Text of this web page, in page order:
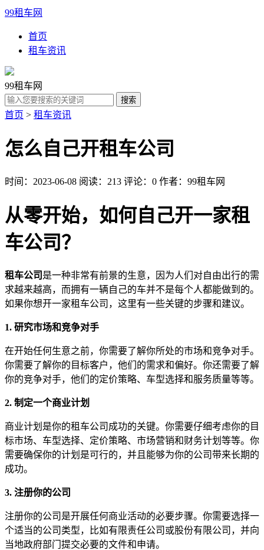
99租车网
首页
租车资讯
99租车网
首页 > 租车资讯
怎么自己开租车公司
时间：2023-06-08 阅读：213 评论：0 作者：99租车网
从零开始，如何自己开一家租
车公司？
租车公司 是一种非常有前景的生意，因为人们对自由出行的需
求越来越高，而拥有一辆自己的车并不是每个人都能做到的。
如果你想开一家租车公司，这里有一些关键的步骤和建议。
1. 研究市场和竞争对手
在开始任何生意之前，你需要了解你所处的市场和竞争对手。
你需要了解你的目标客户，他们的需求和偏好。你还需要了解
你的竞争对手，他们的定价策略、车型选择和服务质量等等。
2. 制定一个商业计划
商业计划是你的租车公司成功的关键。你需要仔细考虑你的目
标市场、车型选择、定价策略、市场营销和财务计划等等。你
需要确保你的计划是可行的，并且能够为你的公司带来长期的
成功。
3. 注册你的公司
注册你的公司是开展任何商业活动的必要步骤。你需要选择一
个适当的公司类型，比如有限责任公司或股份有限公司，并向
当地政府部门提交必要的文件和申请。